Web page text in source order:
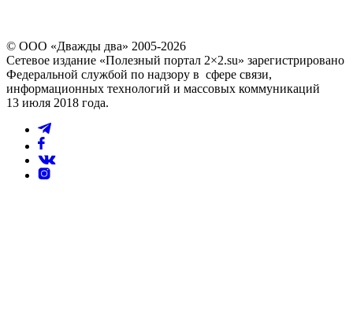
© ООО «Дважды два» 2005-2026
Сетевое издание «Полезный портал 2×2.su» зарегистрировано
Федеральной службой по надзору в сфере связи,
информационных технологий и массовых коммуникаций
13 июля 2018 года.